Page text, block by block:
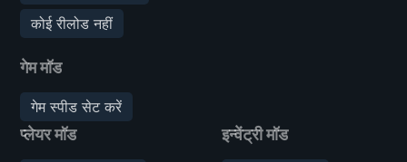
कोई रीलोड नहीं
गेम मॉड
गेम स्पीड सेट करें
प्लेयर मॉड इन्वेंट्री मॉड